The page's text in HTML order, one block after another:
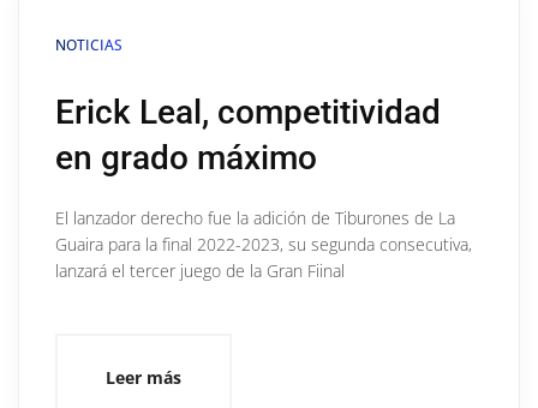
NOTICIAS
Erick Leal, competitividad
en grado máximo
El lanzador derecho fue la adición de Tiburones de La
Guaira para la final 2022-2023, su segunda consecutiva,
lanzará el tercer juego de la Gran Fiinal
Leer más